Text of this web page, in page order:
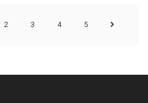
2 3 4 5